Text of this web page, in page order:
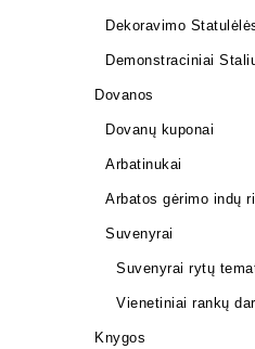
Dekoravimo
Demonstraciniai
Dovanos
Dovanų kuponai
Arbatinukai
Arbatos gėrimo indų
Suvenyrai
Suvenyrai rytų
Vienetiniai rankų
Knygos